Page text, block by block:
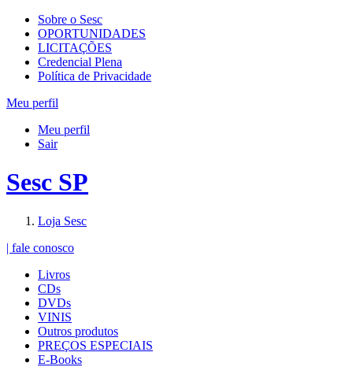
Sobre o Sesc
OPORTUNIDADES
LICITAÇÕES
Credencial Plena
Política de Privacidade
Meu perfil
Meu perfil
Sair
Sesc SP
Loja Sesc
| fale conosco
Livros
CDs
DVDs
VINIS
Outros produtos
PREÇOS ESPECIAIS
E-Books